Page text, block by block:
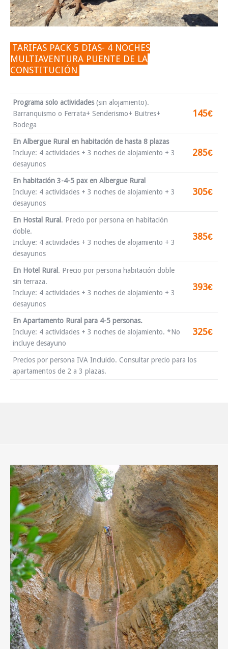
TARIFAS PACK 5 DIAS- 4 NOCHES
MULTIAVENTURA PUENTE DE LA
CONSTITUCIÓN
Programa solo actividades(sin alojamiento).
Barranquismo o Ferrata+ Senderismo+ Buitres+
Bodega
145€
En Albergue Rural en habitación de hasta 8 plazas
Incluye: 4 actividades + 3 noches de alojamiento + 3
desayunos
285€
En habitación 3-4-5 pax en Albergue Rural
Incluye: 4 actividades + 3 noches de alojamiento + 3
desayunos
305€
En Hostal Rural . Precio por persona en habitación
doble.
Incluye: 4 actividades + 3 noches de alojamiento + 3
desayunos
385€
En Hotel Rural . Precio por persona habitación doble
sin terraza.
Incluye: 4 actividades + 3 noches de alojamiento + 3
desayunos
393€
En Apartamento Rural para 4-5 personas.
Incluye: 4 actividades + 3 noches de alojamiento. *No
incluye desayuno
325€
Precios por persona IVA Incluido. Consultar precio para los
apartamentos de 2 a 3 plazas.